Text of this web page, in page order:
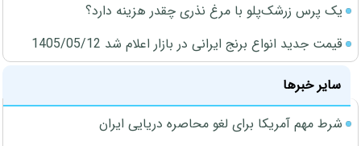
یک پرس زرشک‌پلو با مرغ نذری چقدر هزینه دارد؟
قیمت جدید انواع برنج ایرانی در بازار اعلام شد 1405/05/12
سایر خبرها
شرط مهم آمریکا برای لغو محاصره دریایی ایران